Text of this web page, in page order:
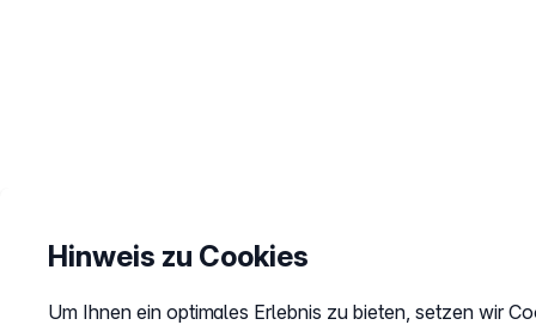
Hinweis zu Cookies
Um Ihnen ein optimales Erlebnis zu bieten, setzen wir